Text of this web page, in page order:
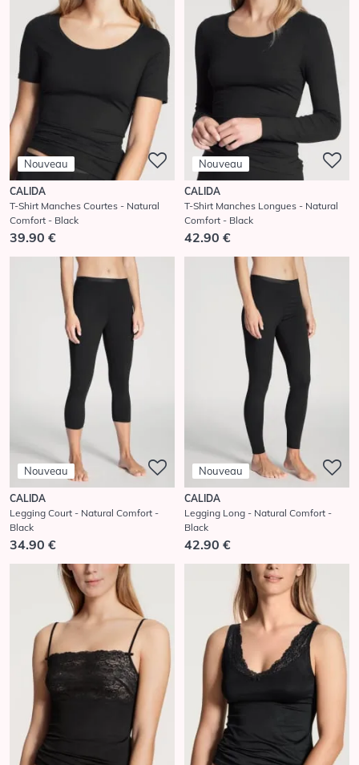
Nouveau
CALIDA
T-Shirt Manches Courtes - Natural
Comfort - Black
39.90 €
Nouveau
CALIDA
T-Shirt Manches Longues - Natural
Comfort - Black
42.90 €
Nouveau
CALIDA
Legging Court - Natural Comfort -
Black
34.90 €
Nouveau
CALIDA
Legging Long - Natural Comfort -
Black
42.90 €